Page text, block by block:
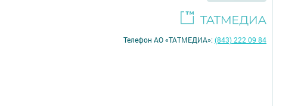
Телефон АО «ТАТМЕДИА»:(843) 222 09 84